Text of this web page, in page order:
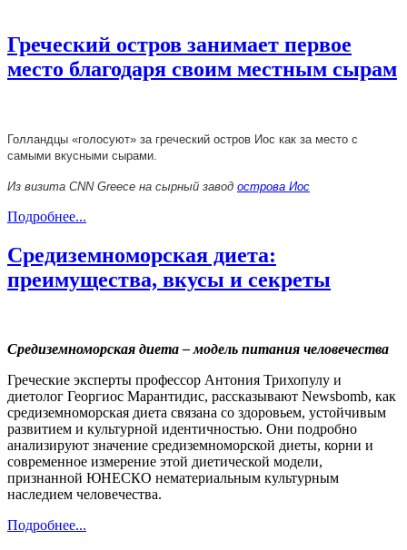
Греческий остров занимает первое
место благодаря своим местным сырам
Голландцы «голосуют» за греческий остров Иос как за место с
самыми вкусными сырами.
Из визита CNN Greece на сырный завод острова Иос
Подробнее...
Средиземноморская диета:
преимущества, вкусы и секреты
Средиземноморская диета – модель питания человечества
Греческие эксперты профессор Антония Трихопулу и
диетолог Георгиос Марантидис, рассказывают Newsbomb, как
средиземноморская диета связана со здоровьем, устойчивым
развитием и культурной идентичностью. Они подробно
анализируют значение средиземноморской диеты, корни и
современное измерение этой диетической модели,
признанной ЮНЕСКО нематериальным культурным
наследием человечества.
Подробнее...